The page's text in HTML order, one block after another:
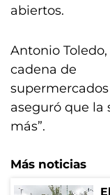
abiertos.
Antonio
cadena de
aseguró que la
más”.
Más noticias